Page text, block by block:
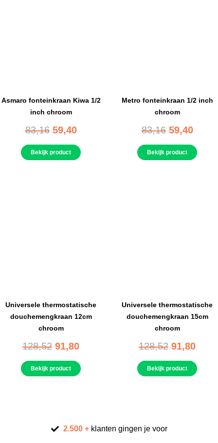
Asmaro fonteinkraan Kiwa 1/2
inch chroom
83,16 59,40
Bekijk product
Metro fonteinkraan 1/2 inch
chroom
83,16 59,40
Bekijk product
Universele thermostatische
douchemengkraan 12cm
chroom
128,52 91,80
Bekijk product
Universele thermostatische
douchemengkraan 15cm
chroom
128,52 91,80
Bekijk product
2.500 +klanten gingen je voor